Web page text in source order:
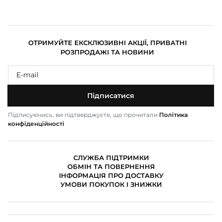
ОТРИМУЙТЕ ЕКСКЛЮЗИВНІ АКЦІЇ, ПРИВАТНІ
РОЗПРОДАЖІ ТА НОВИНИ
Підписатися
Підписуючись, ви підтверджуєте, що прочитали Політика
конфіденційності
СЛУЖБА ПІДТРИМКИ
ОБМІН ТА ПОВЕРНЕННЯ
ІНФОРМАЦІЯ ПРО ДОСТАВКУ
УМОВИ ПОКУПОК І ЗНИЖКИ